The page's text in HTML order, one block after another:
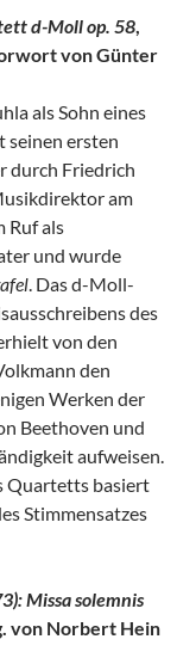
d-Moll op. 58,
von Günter
als Sohn eines
seinen ersten
durch Friedrich
am
Ruf als
und wurde
. Das d-Moll-
des
von den
den
Werken der
Beethoven und
aufweisen.
Quartetts basiert
Stimmensatzes
Missa solemnis
von Norbert Hein